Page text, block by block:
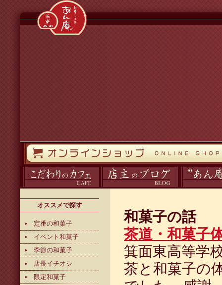
オススメで探す
定番の和菓子
イベント和菓子
季節の和菓子
店長イチオシ
限定和菓子
和菓子の話
茶道・和菓子
箕面東高等学
茶と和菓子の